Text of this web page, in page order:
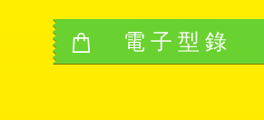
電子型錄